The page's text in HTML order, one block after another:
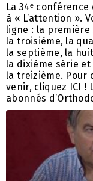
La 34ᵉ
à « L’attention ».
ligne : la première
la troisième, la
la septième, la
la dixième série et
la treizième. Pour
venir, cliquez ICI !
abonnés